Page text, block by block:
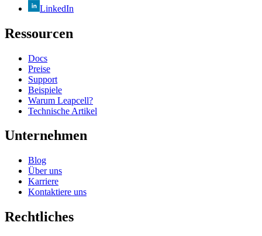
LinkedIn
Ressourcen
Docs
Preise
Support
Beispiele
Warum Leapcell?
Technische Artikel
Unternehmen
Blog
Über uns
Karriere
Kontaktiere uns
Rechtliches